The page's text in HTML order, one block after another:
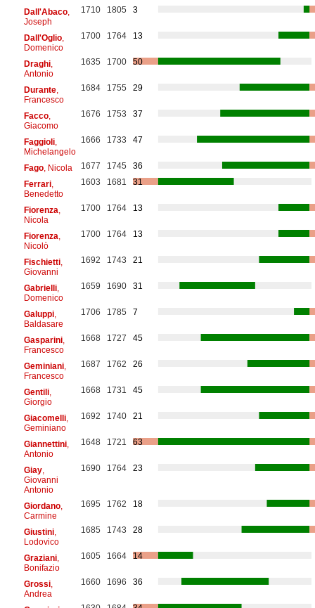
Dall'Abaco,
Joseph
1710 1805 3
Dall'Oglio,
Domenico
1700 1764 13
Draghi,
Antonio
1635 1700 50
Durante,
Francesco
1684 1755 29
Facco,
Giacomo
1676 1753 37
Faggioli,
Michelangelo
1666 1733 47
Fago, Nicola 1677 1745
36
Ferrari,
Benedetto
1603 1681 31
Fiorenza
Nicola
1700 1764 13
Fiorenza
Nicolò
1700 1764 13
Fischietti,
Giovanni
1692 1743 21
Gabrielli,
Domenico
1659 1690 31
Galuppi,
Baldasare
1706 1785 7
Gasparini,
Francesco
1668 1727 45
Geminiani,
Francesco
1687 1762 26
Gentili,
Giorgio
1668 1731 45
Giacomelli,
Geminiano
1692 1740 21
Giannettini,
Antonio
1648 1721 63
Giay,
Giovanni
Antonio
1690 1764 23
Giordano,
Carmine
1695 1762 18
Giustini,
Lodovico
1685 1743 28
Graziani,
Bonifazio
1605 1664 14
Grossi,
Andrea
1660 1696 36